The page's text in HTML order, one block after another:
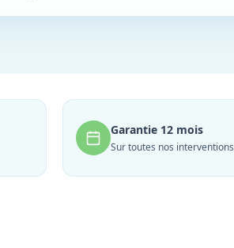
Garantie 12 mois
Sur toutes nos interventions